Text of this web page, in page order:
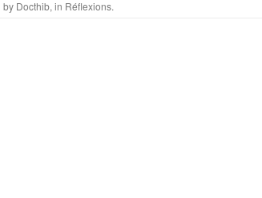
by Docthib, in Réflexions.